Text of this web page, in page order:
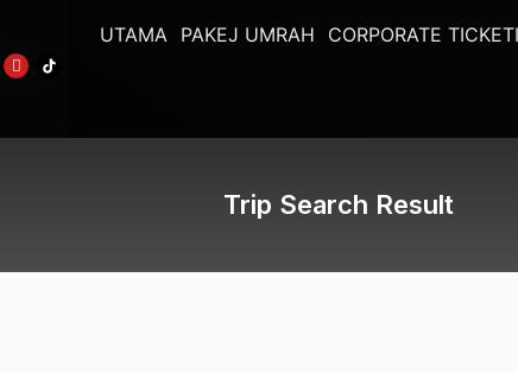
UTAMA PAKEJ UMRAH CORPORATE
Trip Search Result